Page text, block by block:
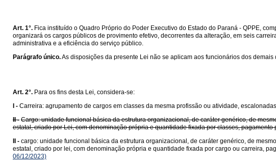
Art. 1°. Fica instituído o Quadro Próprio do Poder Executivo do Estado do Paraná - QPPE,
organizará os cargos públicos de provimento efetivo, decorrentes da alteração, em seis
administrativa e a eficiência do serviço público.
Parágrafo único.As disposições da presente Lei não se aplicam aos funcionários dos
Art. 2°. Para os fins desta Lei, considera-se:
I - Carreira: agrupamento de cargos em classes da mesma profissão ou atividade,
II - Cargo: unidade funcional básica da estrutura organizacional, de caráter genérico, de
estatal, criado por Lei, com denominação própria e quantidade fixada por classes,
II - cargo: unidade funcional básica da estrutura organizacional, de caráter genérico, de
estatal, criado por lei, com denominação própria e quantidade fixada por cargo ou carreira,
06/12/2023)